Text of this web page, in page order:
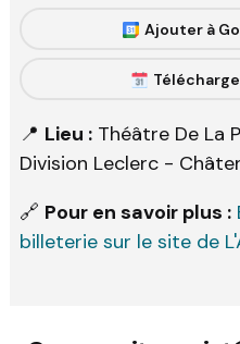
Ajouter à
📍 Lieu : Théâtre De La
Division Leclerc -
🔗 Pour en savoir plus :
billeterie sur le site de